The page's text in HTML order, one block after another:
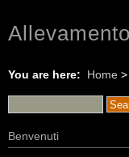
You are here: Home >
Benvenuti